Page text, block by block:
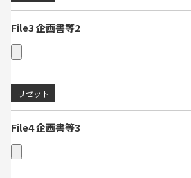
File3 企画書等2
File4 企画書等3